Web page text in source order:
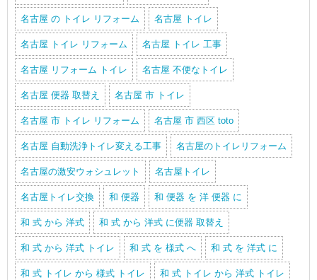
名古屋 の トイレ リフォーム 名古屋 トイレ
名古屋 トイレ リフォーム 名古屋 トイレ 工事
名古屋 リフォーム トイレ 名古屋 不便なトイレ
名古屋 便器 取替え 名古屋 市 トイレ
名古屋 市 トイレ リフォーム 名古屋 市 西区 toto
名古屋 自動洗浄トイレ変える工事 名古屋のトイレリフォーム
名古屋の激安ウォシュレット 名古屋トイレ
名古屋トイレ交換 和 便器 和 便器 を 洋 便器 に
和 式 から 洋式 和 式 から 洋式 に便器 取替え
和 式 から 洋式 トイレ 和 式 を 様式 へ 和 式 を 洋式 に
和 式 トイレ から 様式 トイレ 和 式 トイレ から 洋式 トイレ